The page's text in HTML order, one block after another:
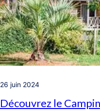
26 juin 2024
Découvrez le